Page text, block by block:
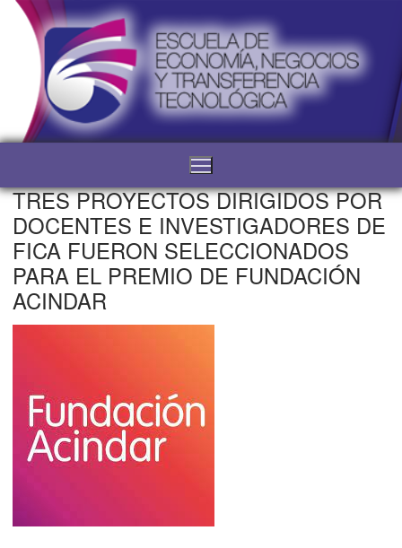
TRES PROYECTOS DIRIGIDOS POR
DOCENTES E INVESTIGADORES DE
FICA FUERON SELECCIONADOS
PARA EL PREMIO DE FUNDACIÓN
ACINDAR